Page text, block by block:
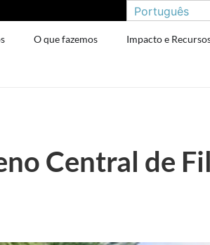
Português
O que fazemos Impacto e
Central de